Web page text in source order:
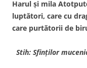
Harul şi mila
luptători, care cu
care purtătorii de
Stih: Sfinţilor